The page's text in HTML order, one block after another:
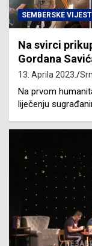
SEMBERSKE
Na svirci
Gordana
13. Aprila 2023.
Na prvom
liječenju